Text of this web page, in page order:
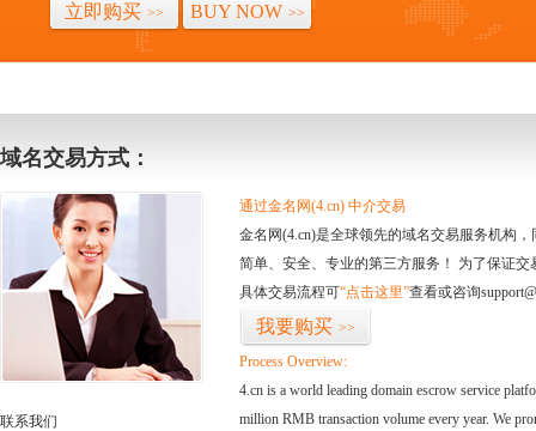
立即购买 >> BUY NOW >>
域名交易方式：
联系我们
通过金名网(4.cn) 中介交易
金名网(4.cn)是全球领先的域名交易服务机构
简单、安全、专业的第三方服务！ 为了保证
具体交易流程可“点击这里”查看或咨询
我要购买 >>
Process Overview:
4.cn is a world leading domain escrow service
million RMB transaction volume every year. We